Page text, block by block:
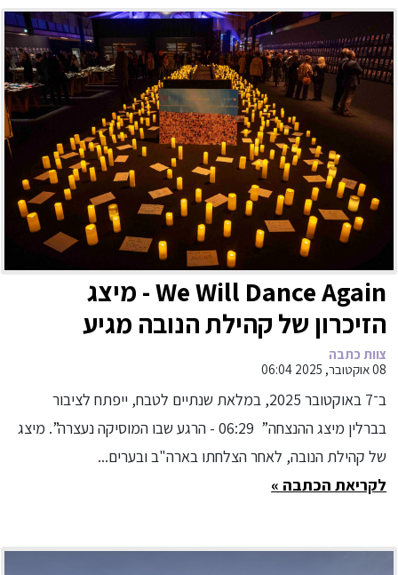
We Will Dance Again - מיצג
הזיכרון של קהילת הנובה מגיע
לראשונה לאירופה
צוות כתבה
08 אוקטובר, 2025 06:04
ב־7 באוקטובר 2025, במלאת שנתיים לטבח, ייפתח לציבור
בברלין מיצג ההנצחה” 06:29 - הרגע שבו המוסיקה נעצרה”. מיצג
של קהילת הנובה, לאחר הצלחתו בארה"ב ובערים...
לקריאת הכתבה »